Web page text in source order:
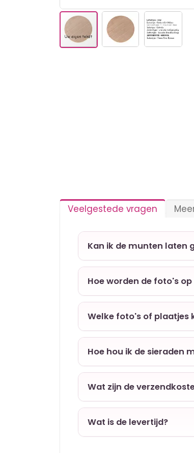
Veelgestede vragen
Kan ik de munten laten
Hoe worden de foto's
Welke foto's of plaatjes
Hoe hou ik de sieraden
Wat zijn de
Wat is de levertijd?